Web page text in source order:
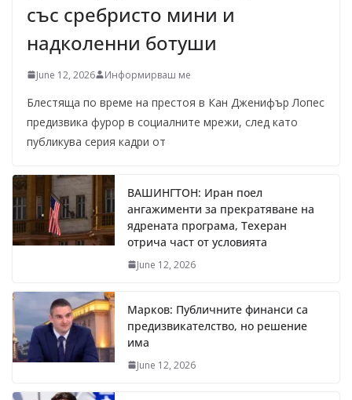
със сребристо мини и
надколенни ботуши
June 12, 2026 Информирваш ме
Блестяща по време на престоя в Кан Дженифър Лопес
предизвика фурор в социалните мрежи, след като
публикува серия кадри от
ВАШИНГТОН: Иран поел
ангажименти за прекратяване на
ядрената програма, Техеран
отрича част от условията
June 12, 2026
Марков: Публичните финанси са
предизвикателство, но решение
има
June 12, 2026